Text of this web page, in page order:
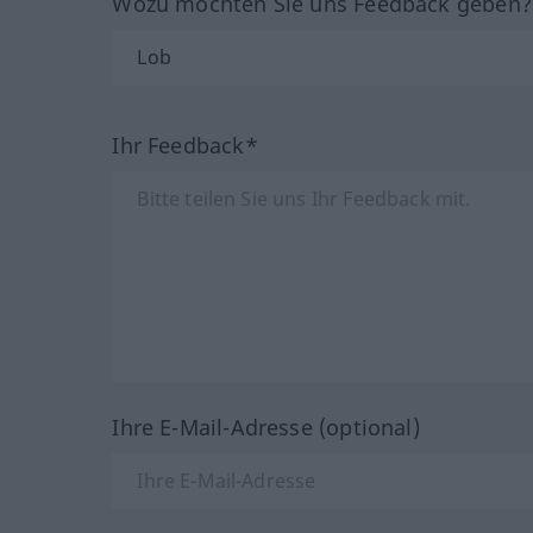
Ihr Feedback*
Ihre E-Mail-Adresse (optional)